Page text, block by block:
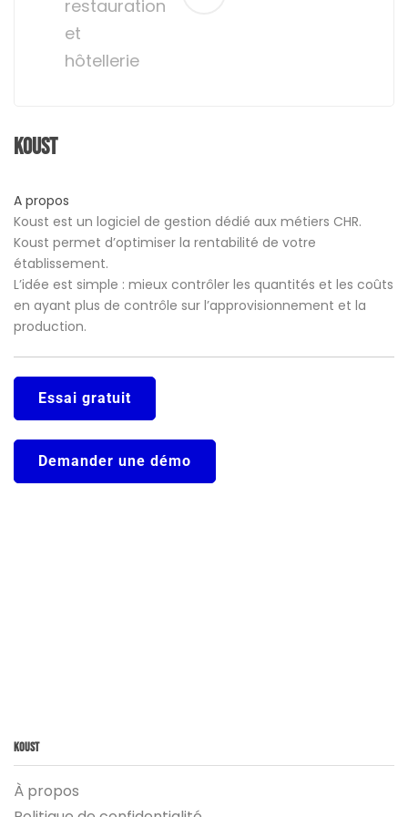
restauration
et
hôtellerie
Koust
A propos
Koust est un logiciel de gestion dédié aux métiers CHR.
Koust permet d’optimiser la rentabilité de votre
établissement.
L’idée est simple : mieux contrôler les quantités et les coûts
en ayant plus de contrôle sur l’approvisionnement et la
production.
Essai gratuit
Demander une démo
Koust
À propos